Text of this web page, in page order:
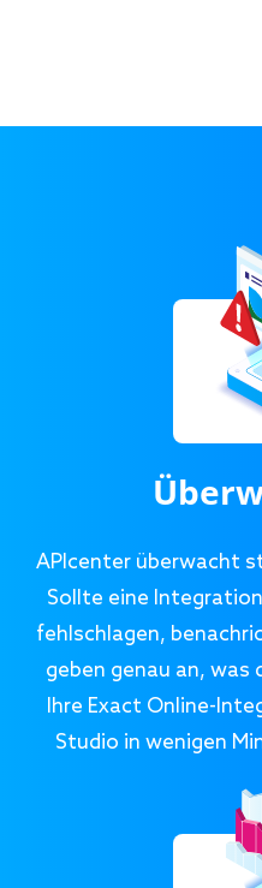
APIcenter überwacht
Sollte eine
fehlschlagen,
geben genau an, was
Ihre Exact Online-
Studio in wenigen